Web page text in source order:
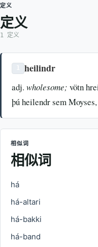
定义
定义
1 定义
heilindr
adj. wholesome; vötn
þú heilendr sem
相似词
相似词
há
há-altari
há-bakki
há-band